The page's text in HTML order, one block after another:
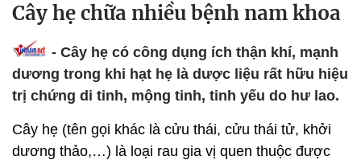
Cây hẹ chữa nhiều bệnh nam khoa
- Cây hẹ có công dụng ích thận khí, mạnh
dương trong khi hạt hẹ là dược liệu rất hữu hiệu
trị chứng di tinh, mộng tinh, tinh yếu do hư lao.
Cây hẹ (tên gọi khác là cửu thái, cửu thái tử, khởi
dương thảo,…) là loại rau gia vị quen thuộc được